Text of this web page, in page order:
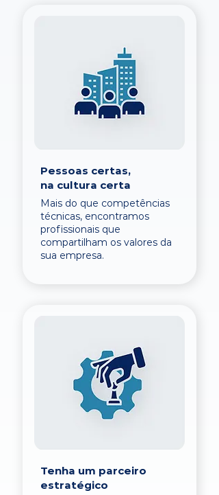
Pessoas certas,
na cultura certa
Mais do que competências
técnicas, encontramos
profissionais que
compartilham os valores da
sua empresa.
Tenha um parceiro
estratégico